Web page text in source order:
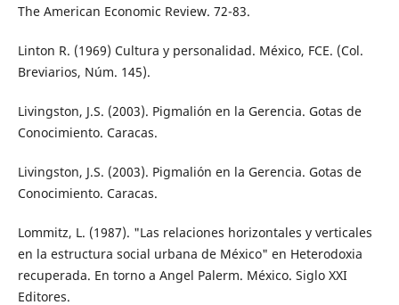
The American Economic Review. 72-83.
Linton R. (1969) Cultura y personalidad. México, FCE. (Col.
Breviarios, Núm. 145).
Livingston, J.S. (2003). Pigmalión en la Gerencia. Gotas de
Conocimiento. Caracas.
Livingston, J.S. (2003). Pigmalión en la Gerencia. Gotas de
Conocimiento. Caracas.
Lommitz, L. (1987). "Las relaciones horizontales y verticales
en la estructura social urbana de México" en Heterodoxia
recuperada. En torno a Angel Palerm. México. Siglo XXI
Editores.